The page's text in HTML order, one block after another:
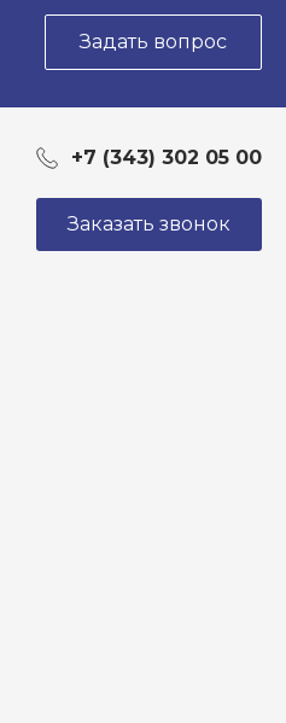
Задать вопрос
+7 (343) 302 05 00
Заказать звонок